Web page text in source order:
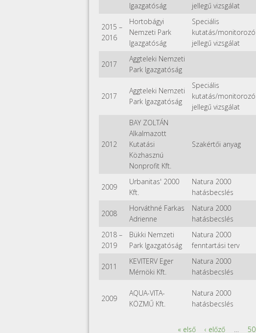
Igazgatóság
jellegű vizsgálat
2015 –
2016
Hortobágyi
Nemzeti Park
Igazgatóság
Speciális
kutatás/monitorozó
jellegű vizsgálat
2017
Aggteleki Nemzeti
Park Igazgatóság
2017
Aggteleki Nemzeti
Park Igazgatóság
Speciális
kutatás/monitorozó
jellegű vizsgálat
2012
BAY ZOLTÁN
Alkalmazott
Kutatási
Közhasznú
Nonprofit Kft.
Szakértői anyag
2009
Urbanitas' 2000
Kft.
Natura 2000
hatásbecslés
2008
Horváthné Farkas
Adrienne
Natura 2000
hatásbecslés
2018 –
2019
Bükki Nemzeti
Park Igazgatóság
Natura 2000
fenntartási terv
2011
KEVITERV Eger
Mérnöki Kft.
Natura 2000
hatásbecslés
2009
AQUA-VITA-
KÖZMŰ Kft.
Natura 2000
hatásbecslés
« első ‹ előző … 50